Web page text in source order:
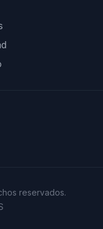
reservados.